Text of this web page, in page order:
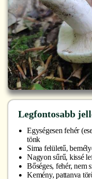
Legfontosabb
Egységesen fehér
tönk
Sima felületű,
Nagyon sűrű, kissé
Bőséges, fehér, nem
Kemény, pattanva